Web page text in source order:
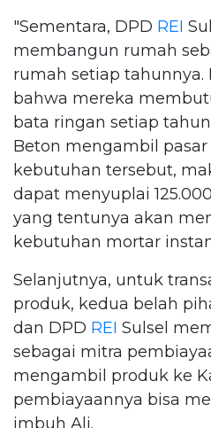
"Sementara, DPD REI
membangun rumah
rumah setiap tahunnya.
bahwa mereka
bata ringan setiap
Beton mengambil pasar
kebutuhan tersebut,
dapat menyuplai
yang tentunya akan
kebutuhan mortar
Selanjutnya, untuk
produk, kedua belah
dan DPD REI Sulsel
sebagai mitra
mengambil produk ke
pembiayaannya bisa
imbuh Ali.